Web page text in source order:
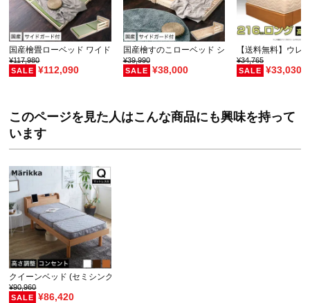
国産檜畳ローベッド ワイドキング (セミダブル×2) …
¥117,980
¥112,090
国産檜すのこローベッド シングル サイドガード
¥39,990
¥38,000
【送料無料】ウ
¥34,765
¥33,030
このページを見た人はこんな商品にも興味を持って
います
クイーンベッド (セミシングル2台) すのこベッド 三…
¥90,960
¥86,420